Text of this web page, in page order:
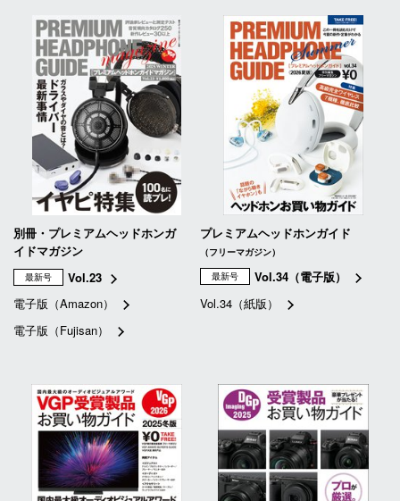
別冊・プレミアムヘッドホンガ
イドマガジン
最新号
Vol.23
電子版（Amazon）
電子版（Fujisan）
プレミアムヘッドホンガイド
（フリーマガジン）
最新号
Vol.34（電子版）
Vol.34（紙版）